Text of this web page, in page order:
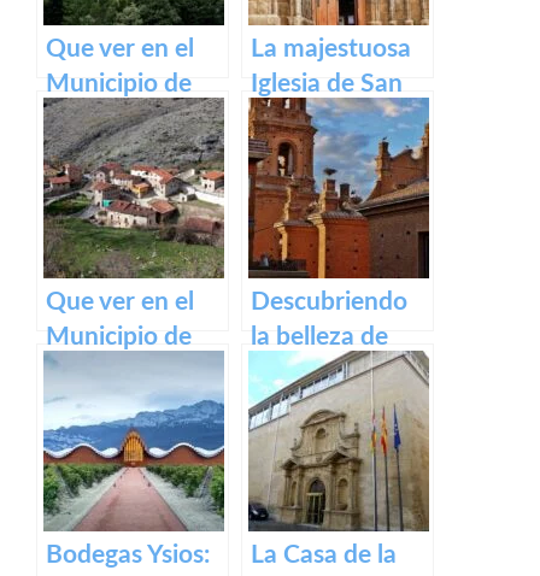
Que ver en el
Municipio de
Lumbreras de
Cameros de La
Rioja
La majestuosa
Iglesia de San
Bartolomé en
Logroño
Que ver en el
Municipio de
Gallinero de
Cameros de La
Rioja
Descubriendo
la belleza de
Alfaro: un
recorrido por el
pueblo riojano
Bodegas Ysios:
La Casa de la